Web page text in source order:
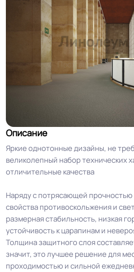
Описание
Яркие однотонные дизайны, не
великолепный набор технических
отличительные качества
Наряду с потрясающей
свойства противоскольжения и
размерная стабильность, низкая
устойчивость к царапинам и
Толщина защитного слоя
значит, это лучшее решение для
проходимостью и сильной